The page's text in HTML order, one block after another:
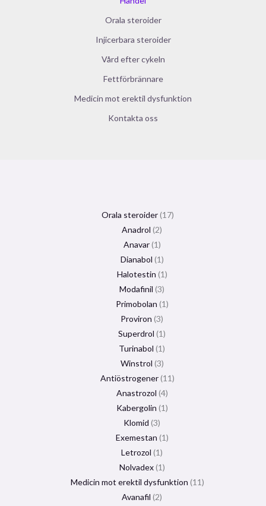
Orala steroider
Injicerbara steroider
Vård efter cykeln
Fettförbrännare
Medicin mot erektil dysfunktion
Kontakta oss
Orala steroider 17
Anadrol 2
Anavar 1
Dianabol 1
Halotestin 1
Modafinil 3
Primobolan 1
Proviron 3
Superdrol 1
Turinabol 1
Winstrol 3
Antiöstrogener 11
Anastrozol 4
Kabergolin 1
Klomid 3
Exemestan 1
Letrozol 1
Nolvadex 1
Medicin mot erektil dysfunktion 11
Avanafil 2